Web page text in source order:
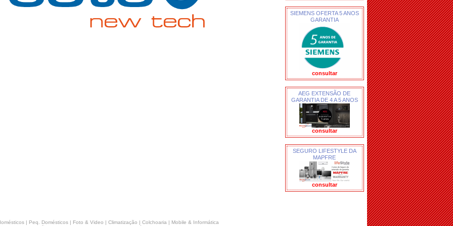
SIEMENS OFERTA 5 ANOS
GARANTIA
consultar
AEG EXTENSÃO DE
GARANTIA DE 4 A 5 ANOS
consultar
SEGURO LIFESTYLE DA
MAPFRE
consultar
| Peq. Domésticos | Foto & Video | Climatização | Colchoaria | Mobile & Informática